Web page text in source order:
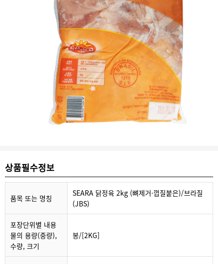
상품필수정보
품목 또는 명칭
SEARA 닭정육 2kg (뼈제거·껍질붙은)/브라질
(JBS)
포장단위별 내용
물의 용량(중량),
수량, 크기
봉/[2KG]